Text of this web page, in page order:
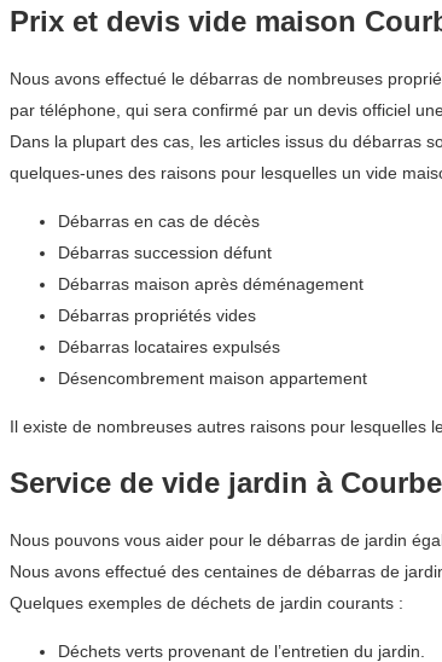
Prix et devis vide maison
Nous avons effectué le débarras de nombreuses
par téléphone, qui sera confirmé par un devis officiel
Dans la plupart des cas, les articles issus du débarras
quelques-unes des raisons pour lesquelles un vide
Débarras en cas de décès
Débarras succession défunt
Débarras maison après déménagement
Débarras propriétés vides
Débarras locataires expulsés
Désencombrement maison appartement
Il existe de nombreuses autres raisons pour lesquelles
Service de vide jardin à
Nous pouvons vous aider pour le débarras de jardin
Nous avons effectué des centaines de débarras de
Quelques exemples de déchets de jardin courants :
Déchets verts provenant de l’entretien du jardin.